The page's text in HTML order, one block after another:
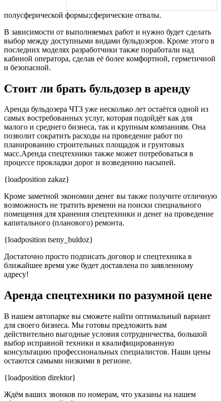
полусферической формы;сферические отвалы.
В зависимости от выполняемых работ и нужно будет сделать
выбор между доступными видами бульдозеров. Кроме этого в
последних моделях разработчики также поработали над
кабиной оператора, сделав её более комфортной, герметичной
и безопасной.
Стоит ли брать бульдозер в аренду
Аренда бульдозера ЧТЗ уже несколько лет остаётся одной из
самых востребованных услуг, которая подойдёт как для
малого и среднего бизнеса, так и крупным компаниям. Она
позволит сократить расходы на проведение работ по
планированию строительных площадок и грунтовых
масс.Аренда спецтехники также может потребоваться в
процессе прокладки дорог и возведению насыпей.
{loadposition zakaz}
Кроме заметной экономии денег вы также получите отличную
возможность не тратить времени на поиски специального
помещения для хранения спецтехники и денег на проведение
капитального (планового) ремонта.
{loadposition tseny_buldoz}
Достаточно просто подписать договор и спецтехника в
ближайшее время уже будет доставлена по заявленному
адресу!
Аренда спецтехники по разумной цене
В нашем автопарке вы сможете найти оптимальный вариант
для своего бизнеса. Мы готовы предложить вам
действительно выгодные условия сотрудничества, большой
выбор исправной техники и квалифицированную
консультацию профессиональных специалистов. Наши цены
остаются самыми низкими в регионе.
{loadposition direktor}
Ждём ваших звонков по номерам, что указаны на нашем